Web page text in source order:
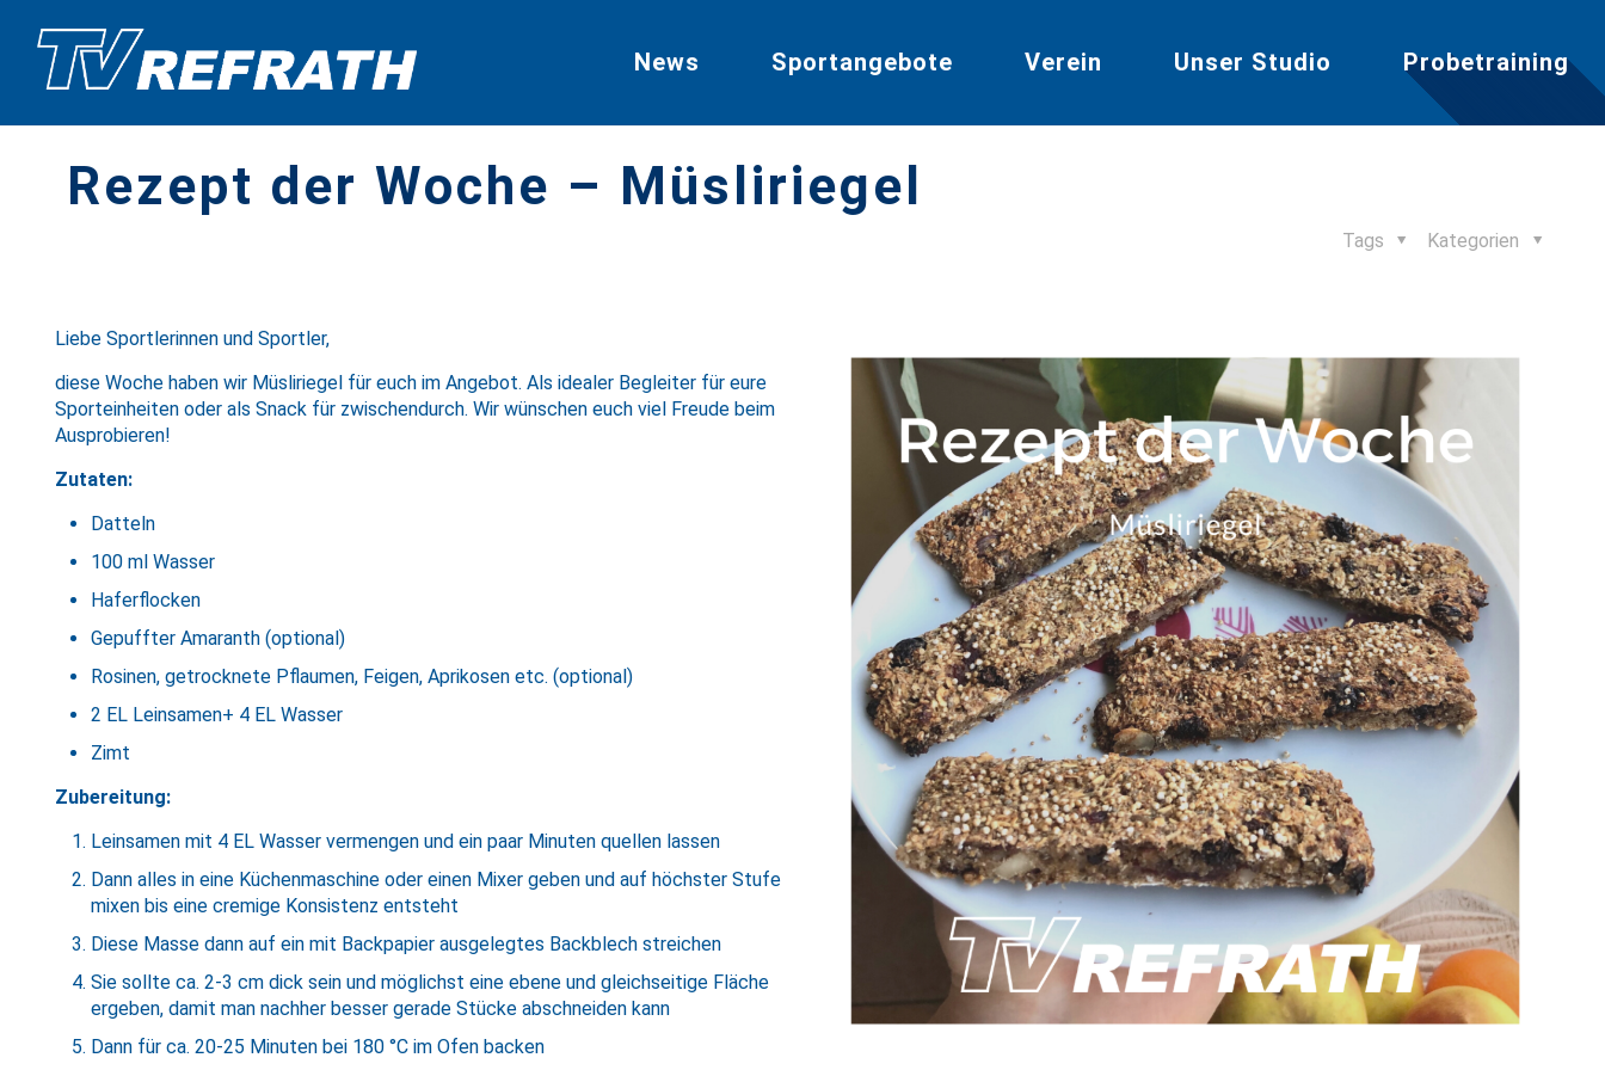
News Sportangebote Verein Unser Studio Probetraining
Rezept der Woche – Müsliriegel
Kategorien
Tags
Liebe Sportlerinnen und Sportler,
diese Woche haben wir Müsliriegel für euch im Angebot. Als idealer Begleiter für eure
Sporteinheiten oder als Snack für zwischendurch. Wir wünschen euch viel Freude beim
Ausprobieren!
Zutaten:
Datteln
100 ml Wasser
Haferflocken
Gepuffter Amaranth (optional)
Rosinen, getrocknete Pflaumen, Feigen, Aprikosen etc. (optional)
2 EL Leinsamen+ 4 EL Wasser
Zimt
Zubereitung:
Leinsamen mit 4 EL Wasser vermengen und ein paar Minuten quellen lassen
Dann alles in eine Küchenmaschine oder einen Mixer geben und auf höchster Stufe
mixen bis eine cremige Konsistenz entsteht
Diese Masse dann auf ein mit Backpapier ausgelegtes Backblech streichen
Sie sollte ca. 2-3 cm dick sein und möglichst eine ebene und gleichseitige Fläche
ergeben, damit man nachher besser gerade Stücke abschneiden kann
Dann für ca. 20-25 Minuten bei 180 °C im Ofen backen